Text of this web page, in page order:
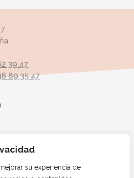
su experiencia de
39 47
89 35 47